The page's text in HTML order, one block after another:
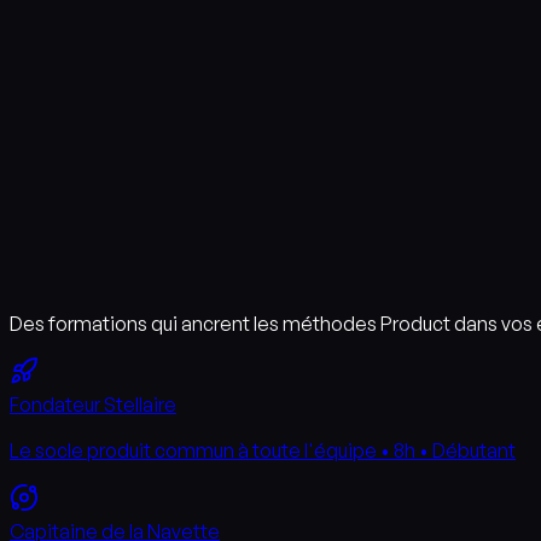
Des formations qui ancrent les méthodes Product dans vos
Fondateur Stellaire
Le socle produit commun à toute l'équipe • 8h • Débutant
Capitaine de la Navette